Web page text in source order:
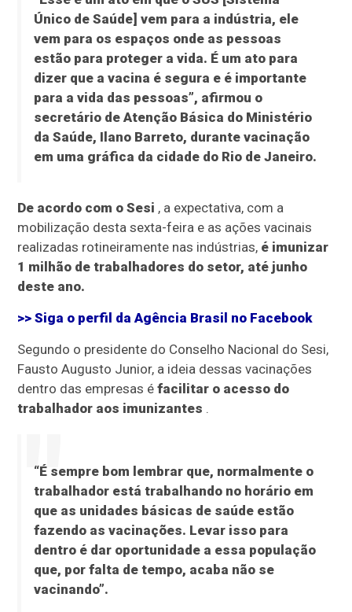
Único de Saúde] vem para a indústria, ele
vem para os espaços onde as pessoas
estão para proteger a vida. É um ato para
dizer que a vacina é segura e é importante
para a vida das pessoas”, afirmou o
secretário de Atenção Básica do Ministério
da Saúde, Ilano Barreto, durante vacinação
em uma gráfica da cidade do Rio de Janeiro.
De acordo com o Sesi , a expectativa, com a
mobilização desta sexta-feira e as ações vacinais
realizadas rotineiramente nas indústrias, é imunizar
1 milhão de trabalhadores do setor, até junho
deste ano.
>> Siga o perfil daAgência Brasil no Facebook
Segundo o presidente do Conselho Nacional do Sesi,
Fausto Augusto Junior, a ideia dessas vacinações
dentro das empresas éfacilitar o acesso do
trabalhador aos imunizantes .
“É sempre bom lembrar que, normalmente o
trabalhador está trabalhando no horário em
que as unidades básicas de saúde estão
fazendo as vacinações. Levar isso para
dentro é dar oportunidade a essa população
que, por falta de tempo, acaba não se
vacinando”.